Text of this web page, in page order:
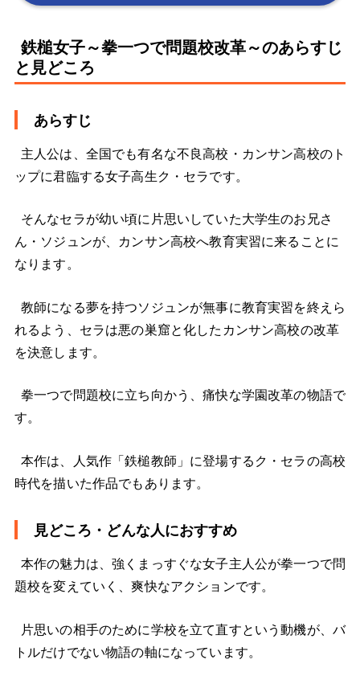
鉄槌女子～拳一つで問題校改革～のあらすじ
と見どころ
あらすじ
主人公は、全国でも有名な不良高校・カンサン高校のト
ップに君臨する女子高生ク・セラです。
そんなセラが幼い頃に片思いしていた大学生のお兄さ
ん・ソジュンが、カンサン高校へ教育実習に来ることに
なります。
教師になる夢を持つソジュンが無事に教育実習を終えら
れるよう、セラは悪の巣窟と化したカンサン高校の改革
を決意します。
拳一つで問題校に立ち向かう、痛快な学園改革の物語で
す。
本作は、人気作「鉄槌教師」に登場するク・セラの高校
時代を描いた作品でもあります。
見どころ・どんな人におすすめ
本作の魅力は、強くまっすぐな女子主人公が拳一つで問
題校を変えていく、爽快なアクションです。
片思いの相手のために学校を立て直すという動機が、バ
トルだけでない物語の軸になっています。